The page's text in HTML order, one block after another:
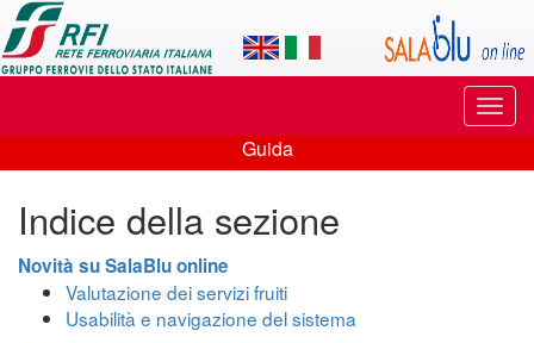
Applicazione
SalaBlu
Online
di
Rete
Ferroviaria
Italiana
di
Guida
Guida
Indice della sezione
Novità su SalaBlu online
Valutazione dei servizi fruiti
Usabilità e navigazione del sistema